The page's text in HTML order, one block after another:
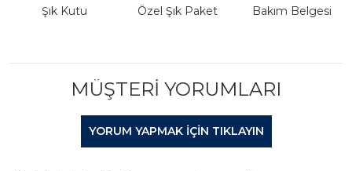
Şık Kutu Özel Şık Paket Bakım Belgesi
MÜŞTERI YORUMLARI
YORUM YAPMAK IÇIN TIKLAYIN